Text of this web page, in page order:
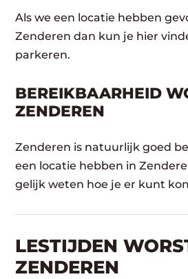
Als we een locatie hebben
Zenderen dan kun je hier
parkeren.
BEREIKBAARHEID
ZENDEREN
Zenderen is natuurlijk goed
een locatie hebben in
gelijk weten hoe je er kunt
LESTIJDEN
ZENDEREN